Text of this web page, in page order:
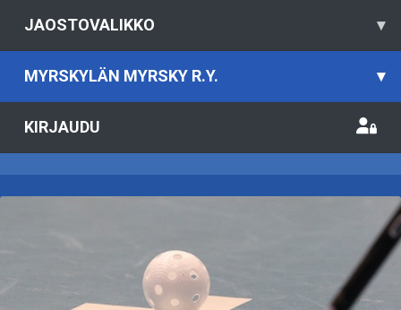
JAOSTOVALIKKO ▾
MYRSKYLÄN MYRSKY R.Y. ▾
KIRJAUDU